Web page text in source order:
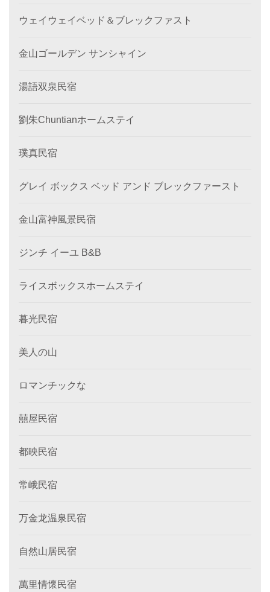
ウェイウェイベッド＆ブレックファスト
金山ゴールデン サンシャイン
湯語双泉民宿
劉朱Chuntianホームステイ
璞真民宿
グレイ ボックス ベッド アンド ブレックファースト
金山富神風景民宿
ジンチ イーユ B&B
ライスボックスホームステイ
暮光民宿
美人の山
ロマンチックな
囍屋民宿
都映民宿
常峨民宿
万金龙温泉民宿
自然山居民宿
萬里情懷民宿